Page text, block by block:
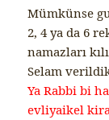
Mümkünse
2, 4 ya da 6
namazları
Selam
Ya Rabbi bi
evliyaikel